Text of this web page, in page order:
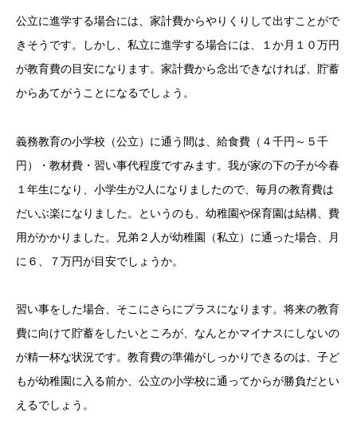
公立に進学する場合には、家計費からやりくりして出すことがで
きそうです。しかし、私立に進学する場合には、１か月１０万円
が教育費の目安になります。家計費から念出できなければ、貯蓄
からあてがうことになるでしょう。
義務教育の小学校（公立）に通う間は、給食費（４千円～５千
円）・教材費・習い事代程度ですみます。我が家の下の子が今春
１年生になり、小学生が2人になりましたので、毎月の教育費は
だいぶ楽になりました。というのも、幼稚園や保育園は結構、費
用がかかりました。兄弟２人が幼稚園（私立）に通った場合、月
に６、７万円が目安でしょうか。
習い事をした場合、そこにさらにプラスになります。将来の教育
費に向けて貯蓄をしたいところが、なんとかマイナスにしないの
が精一杯な状況です。教育費の準備がしっかりできるのは、子ど
もが幼稚園に入る前か、公立の小学校に通ってからが勝負だとい
えるでしょう。